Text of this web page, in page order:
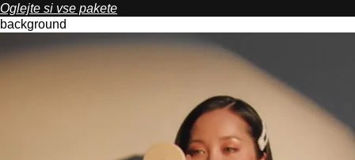
Oglejte si vse pakete
background